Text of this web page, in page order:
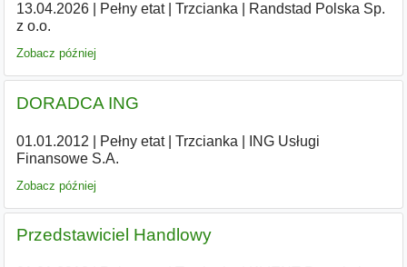
13.04.2026| Pełny etat| Trzcianka
Randstad Polska Sp.
z o.o.
Zobacz później
DORADCA ING
01.01.2012 Pełny etat| Trzcianka
ING Usługi
Finansowe S.A.
Zobacz później
Przedstawiciel Handlowy